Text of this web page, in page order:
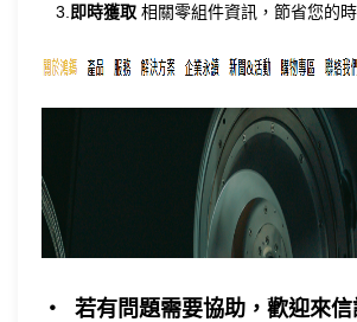
3. 即時獲取 相關零組件資訊，節省您的
‧ 若有問題需要協助，歡迎來信